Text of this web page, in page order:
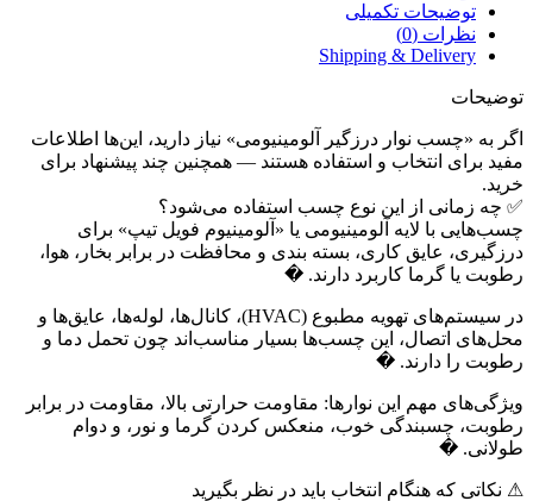
توضیحات تکمیلی
نظرات (0)
Shipping & Delivery
توضیحات
اگر به «چسب نوار درزگیر آلومینیومی» نیاز دارید، این‌ها اطلاعات
مفید برای انتخاب و استفاده هستند — همچنین چند پیشنهاد برای
خرید.
✅ چه زمانی از این نوع چسب استفاده می‌شود؟
چسب‌هایی با لایه آلومینیومی یا «آلومینیوم فویل ‌تیپ» برای
درزگیری، عایق کاری، بسته بندی و محافظت در برابر بخار، هوا،
رطوبت یا گرما کاربرد دارند. �
در سیستم‌های تهویه مطبوع (HVAC)، کانال‌ها، لوله‌ها، عایق‌ها و
محل‌های اتصال، این چسب‌ها بسیار مناسب‌اند چون تحمل دما و
رطوبت را دارند. �
ویژگی‌های مهم این نوارها: مقاومت حرارتی بالا، مقاومت در برابر
رطوبت، چسبندگی خوب، منعکس کردن گرما و نور، و دوام
طولانی. �
⚠ نکاتی که هنگام انتخاب باید در نظر بگیرید